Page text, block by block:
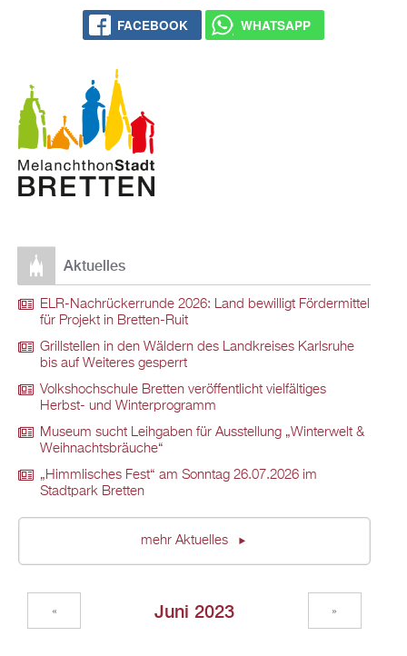
FACEBOOK WHATSAPP
Aktuelles
ELR-Nachrückerrunde 2026: Land bewilligt Fördermittel
für Projekt in Bretten-Ruit
Grillstellen in den Wäldern des Landkreises Karlsruhe
bis auf Weiteres gesperrt
Volkshochschule Bretten veröffentlicht vielfältiges
Herbst- und Winterprogramm
Museum sucht Leihgaben für Ausstellung „Winterwelt &
Weihnachtsbräuche“
„Himmlisches Fest“ am Sonntag 26.07.2026 im
Stadtpark Bretten
mehr Aktuelles
Juni 2023
« »